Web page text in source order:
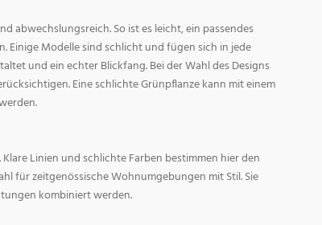
abwechslungsreich. So ist es leicht, ein passendes
Einige Modelle sind schlicht und fügen sich in jede
und ein echter Blickfang. Bei der Wahl des Designs
Eine schlichte Grünpflanze kann mit einem
Linien und schlichte Farben bestimmen hier den
für zeitgenössische Wohnumgebungen mit Stil. Sie
kombiniert werden.